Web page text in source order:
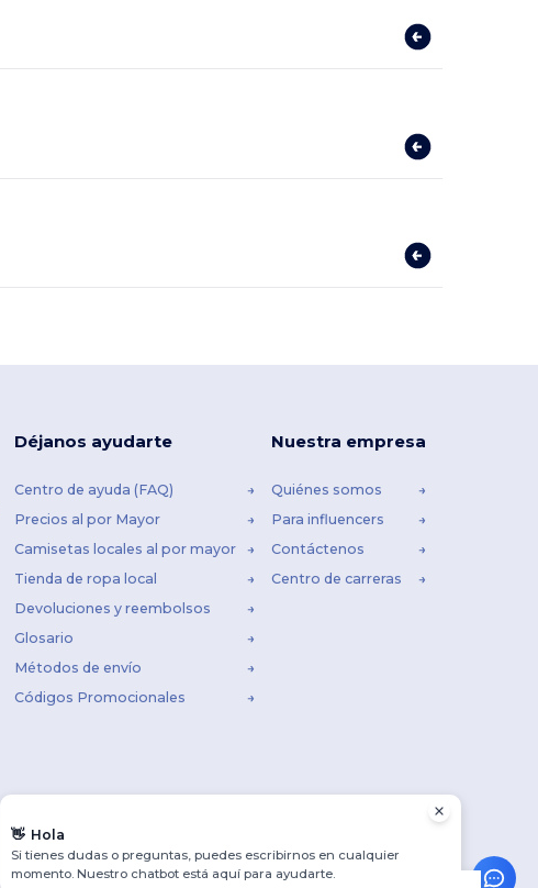
Déjanos ayudarte
Centro de ayuda (FAQ)
Precios al por Mayor
Camisetas locales al por mayor
Tienda de ropa local
Devoluciones y reembolsos
Glosario
Métodos de envío
Códigos Promocionales
Nuestra empresa
Quiénes somos
Para influencers
Contáctenos
Centro de carreras
👋 Hola
Si tienes dudas o preguntas, puedes escribirnos en cualquier
momento. Nuestro chatbot está aquí para ayudarte.